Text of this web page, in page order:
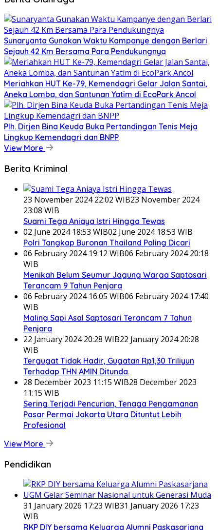
Sunaryanta Gunakan Waktu Kampanye dengan Berlari
Sejauh 42 Km Bersama Para Pendukungnya
Meriahkan HUT Ke-79, Kemendagri Gelar Jalan Santai,
Aneka Lomba, dan Santunan Yatim di EcoPark Ancol
Plh. Dirjen Bina Keuda Buka Pertandingan Tenis Meja
Lingkup Kemendagri dan BNPP
View More
Berita Kriminal
23 November 2024 22:02 WIB23 November 2024
23:08 WIB
Suami Tega Aniaya Istri Hingga Tewas
02 June 2024 18:53 WIB02 June 2024 18:53 WIB
Polri Tangkap Buronan Thailand Paling Dicari
06 February 2024 19:12 WIB06 February 2024 20:18
WIB
Menikah Belum Seumur Jagung Warga Saptosari
Terancam 9 Tahun Penjara
06 February 2024 16:05 WIB06 February 2024 17:40
WIB
Maling Sapi Asal Saptosari Terancam 7 Tahun
Penjara
22 January 2024 20:28 WIB22 January 2024 20:28
WIB
Tergugat Tidak Hadir, Gugatan Rp1,30 Triliyun
Terhadap THN AMIN Ditunda.
28 December 2023 11:15 WIB28 December 2023
11:15 WIB
Sering Terjadi Pencurian, Tenaga Pengamanan
Pasar Permai Jakarta Utara Dituntut Lebih
Profesional
View More
Pendidikan
31 January 2026 17:23 WIB31 January 2026 17:23
WIB
RKP DIY bersama Keluarga Alumni Paskasarjana